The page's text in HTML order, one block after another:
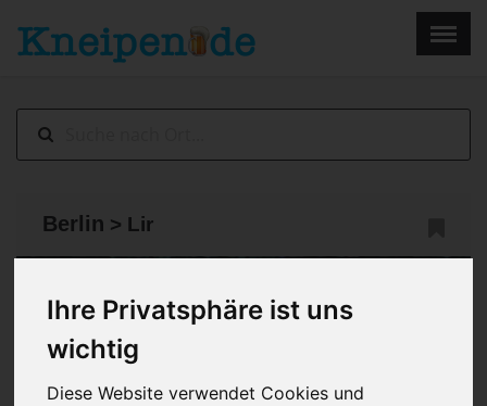
Ihre Privatsphäre ist uns
wichtig
Diese Website verwendet Cookies und
Berlin > Lir
Menu ×
Impressum